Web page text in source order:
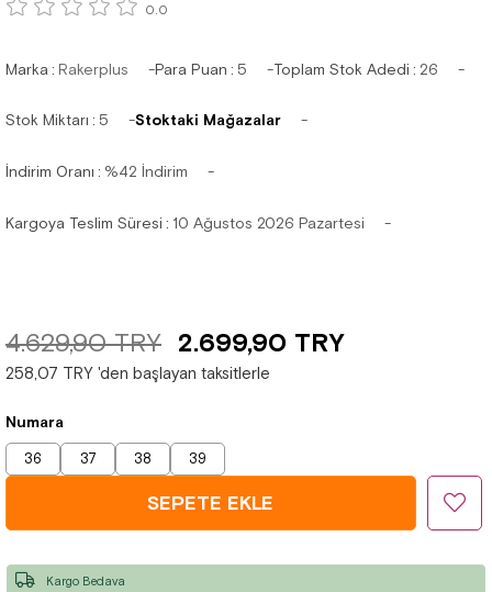
0.0
Marka : Rakerplus Para Puan : 5 Toplam Stok Adedi : 26
Stok Miktarı : 5 Stoktaki Mağazalar
İndirim Oranı : %42 İndirim
Kargoya Teslim Süresi : 10 Ağustos 2026 Pazartesi
4.629,90 TRY 2.699,90 TRY
258,07 TRY 'den başlayan taksitlerle
Numara
36 37 38 39
Kargo Bedava